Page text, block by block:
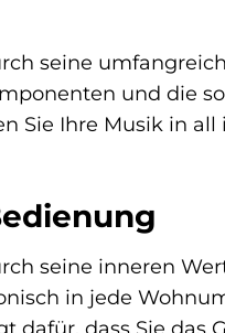
seine
und die
Sie Ihre Musik in
seine inneren
in jede
dafür, dass Sie das